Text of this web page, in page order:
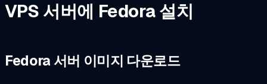
VPS 서버에 Fedora 설치
Fedora 서버 이미지 다운로드